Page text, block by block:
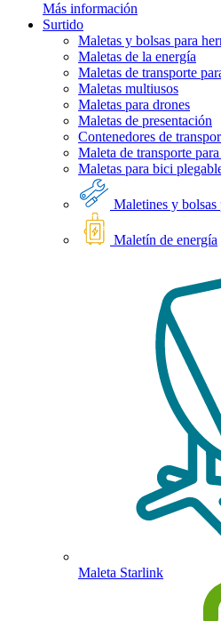
Más información
Surtido
Maletas y bolsas para
Maletas de la energía
Maletas de transporte
Maletas multiusos
Maletas para drones
Maletas de presentación
Contenedores de
Maleta de transporte
Maletas para bici
Maletines y bolsas
Maletín de energía
Maleta Starlink